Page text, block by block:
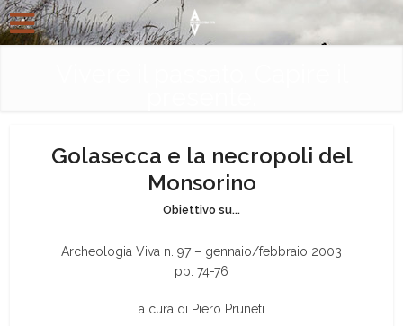
Golasecca e la necropoli del
Monsorino
Obiettivo su...
Archeologia Viva n. 97 – gennaio/febbraio 2003
pp. 74-76
a cura di Piero Pruneti